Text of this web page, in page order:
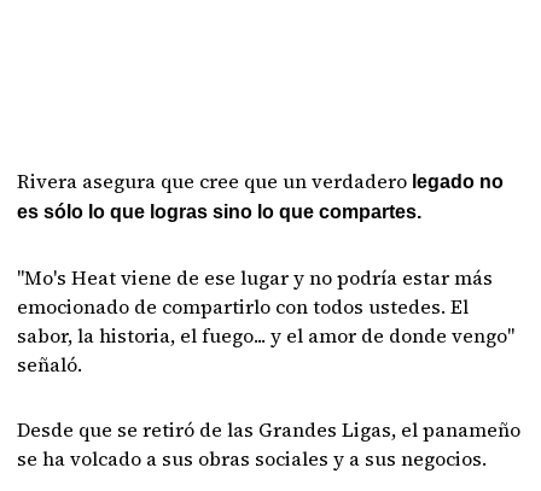
Rivera asegura que cree que un verdadero legado no
es sólo lo que logras sino lo que compartes.
"Mo's Heat viene de ese lugar y no podría estar más
emocionado de compartirlo con todos ustedes. El
sabor, la historia, el fuego... y el amor de donde vengo"
señaló.
Desde que se retiró de las Grandes Ligas, el panameño
se ha volcado a sus obras sociales y a sus negocios.